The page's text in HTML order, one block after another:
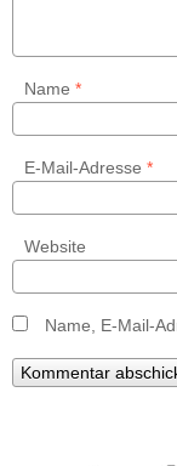
Name *
E-Mail-Adresse *
Website
Name, E-Mail-